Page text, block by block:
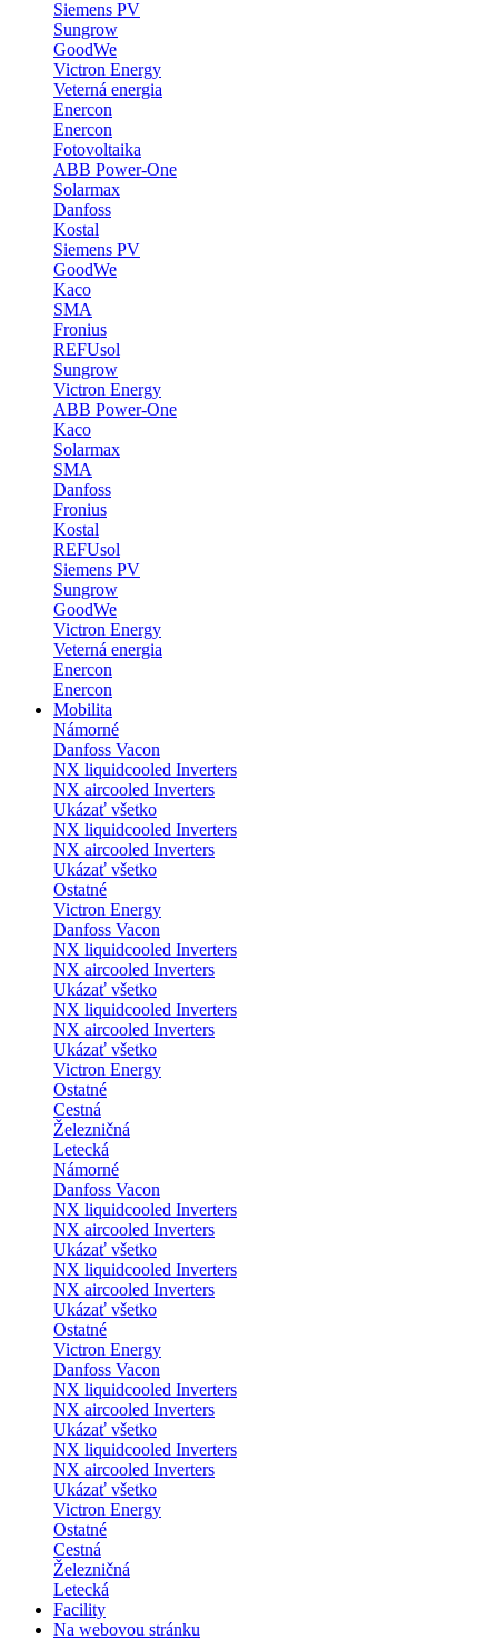
Siemens PV
Sungrow
GoodWe
Victron Energy
Veterná energia
Enercon
Enercon
Fotovoltaika
ABB Power-One
Solarmax
Danfoss
Kostal
Siemens PV
GoodWe
Kaco
SMA
Fronius
REFUsol
Sungrow
Victron Energy
ABB Power-One
Kaco
Solarmax
SMA
Danfoss
Fronius
Kostal
REFUsol
Siemens PV
Sungrow
GoodWe
Victron Energy
Veterná energia
Enercon
Enercon
Mobilita
Námorné
Danfoss Vacon
NX liquidcooled Inverters
NX aircooled Inverters
Ukázať všetko
NX liquidcooled Inverters
NX aircooled Inverters
Ukázať všetko
Ostatné
Victron Energy
Danfoss Vacon
NX liquidcooled Inverters
NX aircooled Inverters
Ukázať všetko
NX liquidcooled Inverters
NX aircooled Inverters
Ukázať všetko
Victron Energy
Ostatné
Cestná
Železničná
Letecká
Námorné
Danfoss Vacon
NX liquidcooled Inverters
NX aircooled Inverters
Ukázať všetko
NX liquidcooled Inverters
NX aircooled Inverters
Ukázať všetko
Ostatné
Victron Energy
Danfoss Vacon
NX liquidcooled Inverters
NX aircooled Inverters
Ukázať všetko
NX liquidcooled Inverters
NX aircooled Inverters
Ukázať všetko
Victron Energy
Ostatné
Cestná
Železničná
Letecká
Facility
Na webovou stránku